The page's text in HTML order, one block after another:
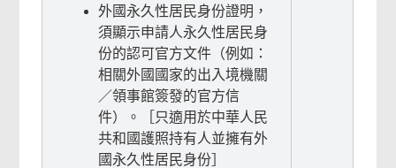
外國永久性居民身份證明，
須顯示申請人永久性居民身
份的認可官方文件（例如：
相關外國國家的出入境機關
／領事館簽發的官方信
件）。［只適用於中華人民
共和國護照持有人並擁有外
國永久性居民身份］